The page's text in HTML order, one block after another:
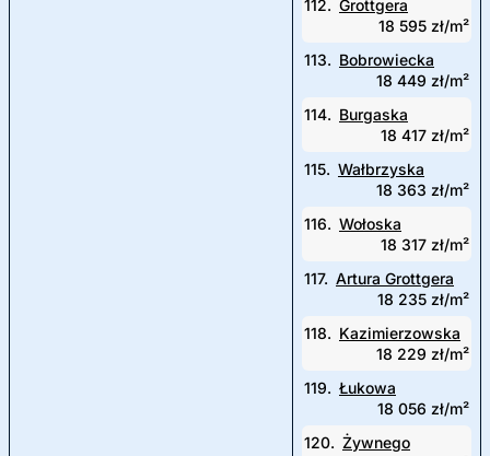
112. Grottgera
18 595 zł/m²
113. Bobrowiecka
18 449 zł/m²
114. Burgaska
18 417 zł/m²
115. Wałbrzyska
18 363 zł/m²
116. Wołoska
18 317 zł/m²
117. Artura Grottgera
18 235 zł/m²
118. Kazimierzowska
18 229 zł/m²
119. Łukowa
18 056 zł/m²
120. Żywnego